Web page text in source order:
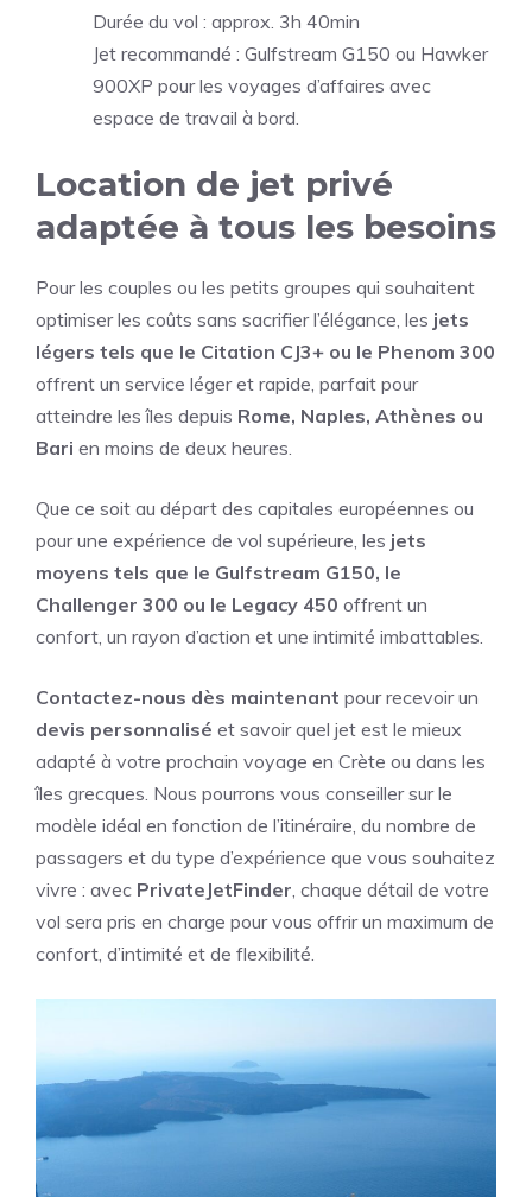
Durée du vol : approx. 3h 40min
Jet recommandé : Gulfstream G150 ou Hawker
900XP pour les voyages d’affaires avec
espace de travail à bord.
Location de jet privé
adaptée à tous les besoins
Pour les couples ou les petits groupes qui souhaitent
optimiser les coûts sans sacrifier l’élégance, les jets
légers tels que le Citation CJ3+ ou le Phenom 300
offrent un service léger et rapide, parfait pour
atteindre les îles depuis Rome, Naples, Athènes ou
Bari en moins de deux heures.
Que ce soit au départ des capitales européennes ou
pour une expérience de vol supérieure, les jets
moyens tels que le Gulfstream G150, le
Challenger 300 ou le Legacy 450 offrent un
confort, un rayon d’action et une intimité imbattables.
Contactez-nous dès maintenant pour recevoir un
devis personnalisé et savoir quel jet est le mieux
adapté à votre prochain voyage en Crète ou dans les
îles grecques. Nous pourrons vous conseiller sur le
modèle idéal en fonction de l’itinéraire, du nombre de
passagers et du type d’expérience que vous souhaitez
vivre : avec PrivateJetFinder , chaque détail de votre
vol sera pris en charge pour vous offrir un maximum de
confort, d’intimité et de flexibilité.